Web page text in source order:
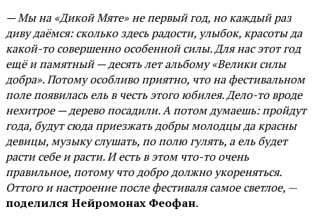
— Мы на «Дикой Мяте» не первый год, но каждый раз
диву даёмся: сколько здесь радости, улыбок, красоты да
какой-то совершенно особенной силы. Для нас этот год
ещё и памятный — десять лет альбому «Велики силы
добра». Потому особливо приятно, что на фестивальном
поле появилась ель в честь этого юбилея. Дело-то вроде
нехитрое — дерево посадили. А потом думаешь: пройдут
года, будут сюда приезжать добры молодцы да красны
девицы, музыку слушать, по полю гулять, а ель будет
расти себе и расти. И есть в этом что-то очень
правильное, потому что добро должно укореняться.
Оттого и настроение после фестиваля самое светлое, —
поделился Нейромонах Феофан.